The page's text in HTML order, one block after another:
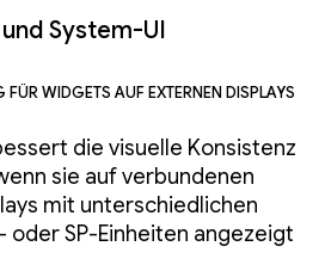
System-UI
Widgets auf externen Displays
die visuelle Konsistenz
sie auf verbundenen
mit unterschiedlichen
oder SP-Einheiten angezeigt